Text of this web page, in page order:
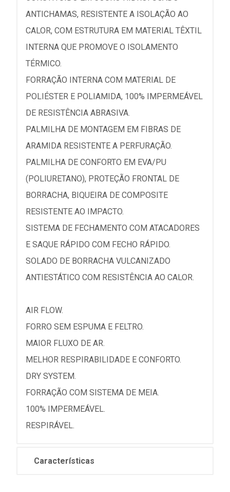
ANTICHAMAS, RESISTENTE A ISOLAÇÃO AO
CALOR, COM ESTRUTURA EM MATERIAL TÊXTIL
INTERNA QUE PROMOVE O ISOLAMENTO
TÉRMICO.
FORRAÇÃO INTERNA COM MATERIAL DE
POLIÉSTER E POLIAMIDA, 100% IMPERMEÁVEL
DE RESISTÊNCIA ABRASIVA.
PALMILHA DE MONTAGEM EM FIBRAS DE
ARAMIDA RESISTENTE A PERFURAÇÃO.
PALMILHA DE CONFORTO EM EVA/PU
(POLIURETANO), PROTEÇÃO FRONTAL DE
BORRACHA, BIQUEIRA DE COMPOSITE
RESISTENTE AO IMPACTO.
SISTEMA DE FECHAMENTO COM ATACADORES
E SAQUE RÁPIDO COM FECHO RÁPIDO.
SOLADO DE BORRACHA VULCANIZADO
ANTIESTÁTICO COM RESISTÊNCIA AO CALOR.
AIR FLOW.
FORRO SEM ESPUMA E FELTRO.
MAIOR FLUXO DE AR.
MELHOR RESPIRABILIDADE E CONFORTO.
DRY SYSTEM.
FORRAÇÃO COM SISTEMA DE MEIA.
100% IMPERMEÁVEL.
RESPIRÁVEL.
Características